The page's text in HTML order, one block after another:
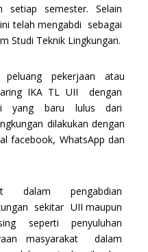
semester. Selain
telah mengabdi sebagai
Studi Teknik Lingkungan.
pekerjaan atau
IKA TL UII dengan
yang baru lulus dari
dilakukan dengan
facebook, WhatsApp dan
dalam pengabdian
sekitar UII maupun
seperti penyuluhan
masyarakat dalam